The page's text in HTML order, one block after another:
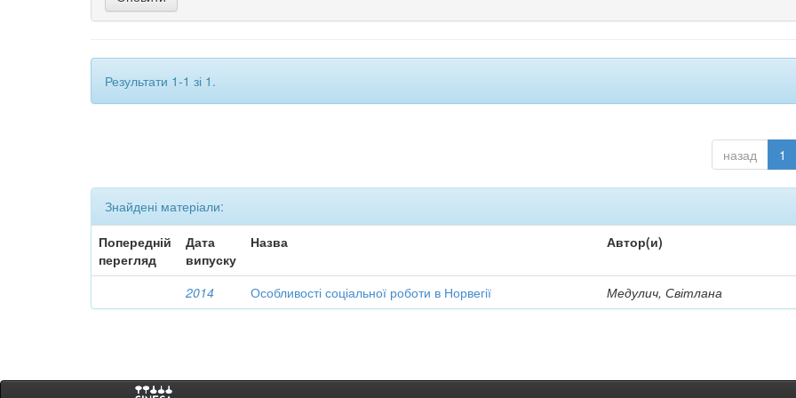
Результати 1-1 зі 1.
назад 1
Знайдені матеріали:
Попередній
перегляд
Дата
випуску
Назва Автор(и)
2014 Особливості соціальної роботи в Норвегії Медулич, Світлана